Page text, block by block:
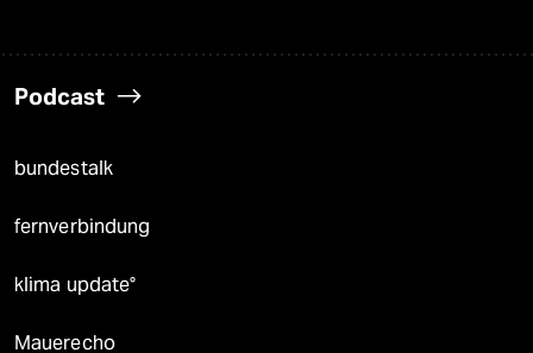
Podcast
bundestalk
fernverbindung
klima update°
Mauerecho